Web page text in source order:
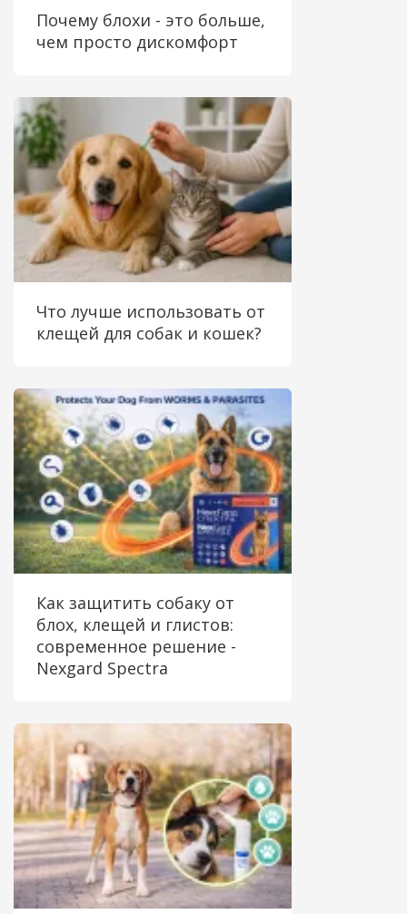
Почему блохи - это больше,
чем просто дискомфорт
Что лучше использовать от
клещей для собак и кошек?
Как защитить собаку от
блох, клещей и глистов:
современное решение -
Nexgard Spectra